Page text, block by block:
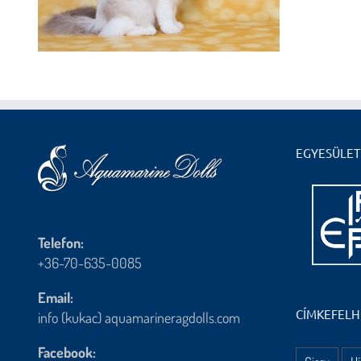
Telefon:
+36-70-635-0085
Email:
info (kukac) aquamarineragdolls.com
Facebook: